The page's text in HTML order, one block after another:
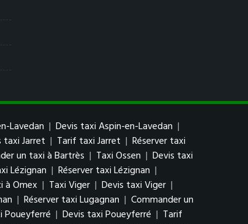
Lavedan | Devis taxi Aspin-en-Lavedan |
taxi Jarret | Tarif taxi Jarret | Réserver taxi
un taxi à Bartrès | Taxi Ossen | Devis taxi
Lézignan | Réserver taxi Lézignan |
à Omex | Taxi Viger | Devis taxi Viger |
| Réserver taxi Lugagnan | Commander un
Poueyferré | Devis taxi Poueyferré | Tarif